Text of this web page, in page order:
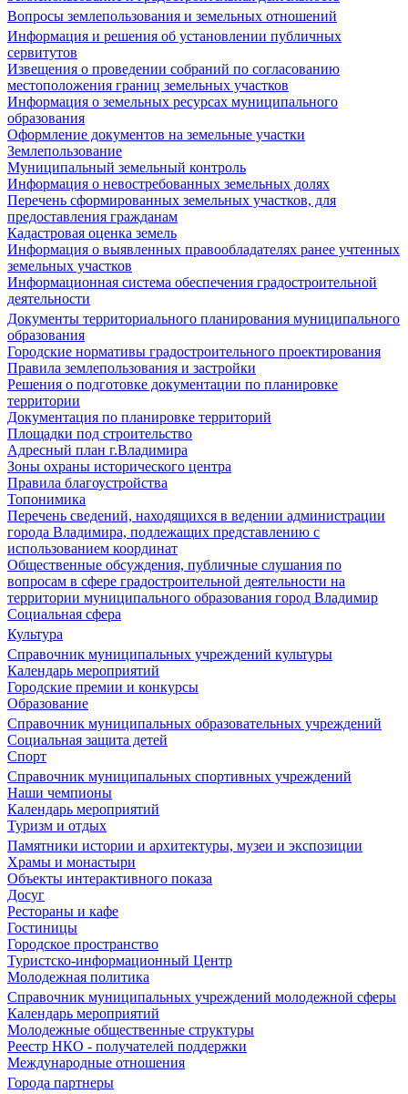
Вопросы землепользования и земельных отношений
Информация и решения об установлении публичных
сервитутов
Извещения о проведении собраний по согласованию
местоположения границ земельных участков
Информация о земельных ресурсах муниципального
образования
Оформление документов на земельные участки
Землепользование
Муниципальный земельный контроль
Информация о невостребованных земельных долях
Перечень сформированных земельных участков, для
предоставления гражданам
Кадастровая оценка земель
Информация о выявленных правообладателях ранее учтенных
земельных участков
Информационная система обеспечения градостроительной
деятельности
Документы территориального планирования муниципального
образования
Городские нормативы градостроительного проектирования
Правила землепользования и застройки
Решения о подготовке документации по планировке
территории
Документация по планировке территорий
Площадки под строительство
Адресный план г.Владимира
Зоны охраны исторического центра
Правила благоустройства
Топонимика
Перечень сведений, находящихся в ведении администрации
города Владимира, подлежащих представлению с
использованием координат
Общественные обсуждения, публичные слушания по
вопросам в сфере градостроительной деятельности на
территории муниципального образования город Владимир
Социальная сфера
Культура
Справочник муниципальных учреждений культуры
Календарь мероприятий
Городские премии и конкурсы
Образование
Справочник муниципальных образовательных учреждений
Социальная защита детей
Спорт
Справочник муниципальных спортивных учреждений
Наши чемпионы
Календарь мероприятий
Туризм и отдых
Памятники истории и архитектуры, музеи и экспозиции
Храмы и монастыри
Объекты интерактивного показа
Досуг
Рестораны и кафе
Гостиницы
Городское пространство
Туристско-информационный Центр
Молодежная политика
Справочник муниципальных учреждений молодежной сферы
Календарь мероприятий
Молодежные общественные структуры
Реестр НКО - получателей поддержки
Международные отношения
Города партнеры